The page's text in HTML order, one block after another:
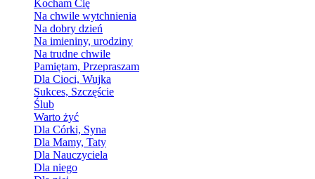
Kocham Cię
Na chwile wytchnienia
Na dobry dzień
Na imieniny, urodziny
Na trudne chwile
Pamiętam, Przepraszam
Dla Cioci, Wujka
Sukces, Szczęście
Ślub
Warto żyć
Dla Córki, Syna
Dla Mamy, Taty
Dla Nauczyciela
Dla niego